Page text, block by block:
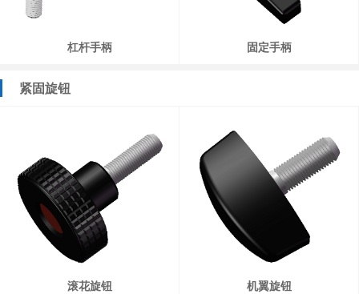
杠杆手柄 固定手柄
紧固旋钮
滚花旋钮 机翼旋钮